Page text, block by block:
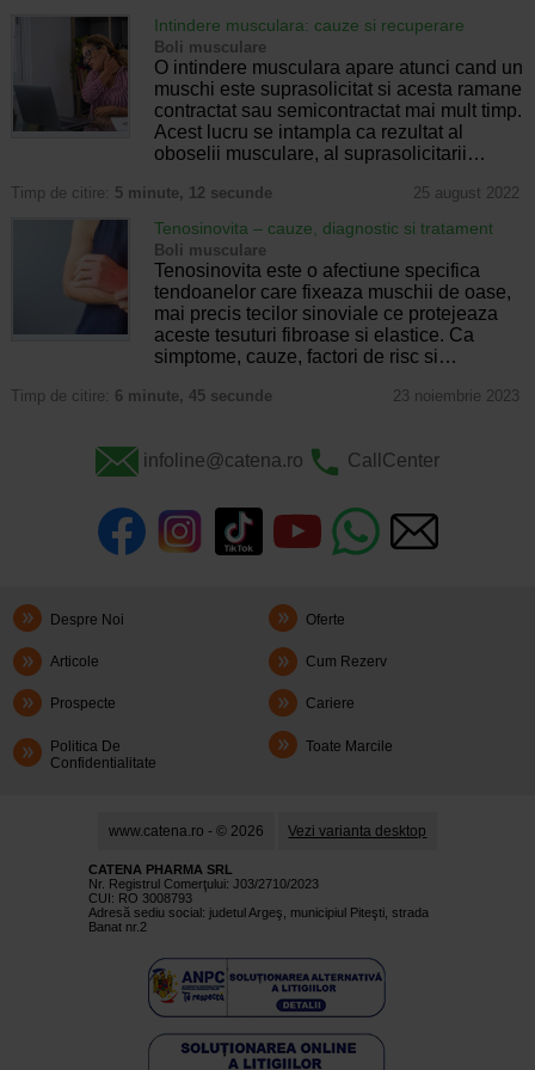
Intindere musculara: cauze si recuperare
Boli musculare
O intindere musculara apare atunci cand un
muschi este suprasolicitat si acesta ramane
contractat sau semicontractat mai mult timp.
Acest lucru se intampla ca rezultat al
oboselii musculare, al suprasolicitarii…
Timp de citire: 5 minute, 12 secunde 25 august 2022
Tenosinovita – cauze, diagnostic si tratament
Boli musculare
Tenosinovita este o afectiune specifica
tendoanelor care fixeaza muschii de oase,
mai precis tecilor sinoviale ce protejeaza
aceste tesuturi fibroase si elastice. Ca
simptome, cauze, factori de risc si…
Timp de citire: 6 minute, 45 secunde 23 noiembrie 2023
infoline@catena.ro CallCenter
Despre Noi Oferte
Articole Cum Rezerv
Prospecte Cariere
Politica De
Confidentialitate
Toate Marcile
www.catena.ro - © 2026 Vezi varianta desktop
CATENA PHARMA SRL
Nr. Registrul Comerţului: J03/2710/2023
CUI: RO 3008793
Adresă sediu social: judetul Argeş, municipiul Piteşti, strada
Banat nr.2